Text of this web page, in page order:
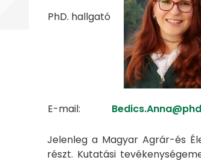
PhD. hallgató
E-mail:
Jelenleg a Magyar Agrár-és
részt. Kutatási